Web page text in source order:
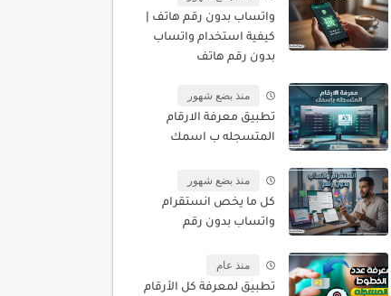
واتساب بدون رقم هاتف |
كيفية استخدام واتساب
بدون رقم هاتف
منذ بضع شهور
تطبيق معرفة الارقام
المتسجله ب اسمك
منذ بضع شهور
كل ما يخص انستقرام
واتساب بدون رقم
منذ عام
تطبيق لمعرفة كل الأرقام